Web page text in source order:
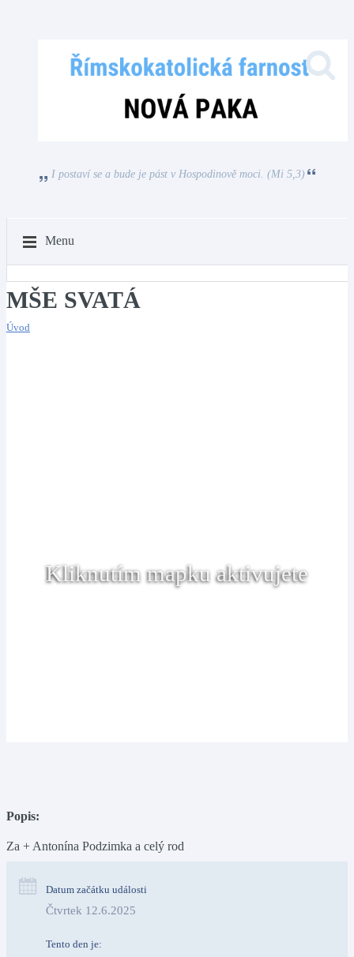
I postaví se a bude je pást v Hospodinově moci. (Mi 5,3)
Menu
MŠE SVATÁ
Úvod
Kliknutím mapku aktivujete
Popis:
Za + Antonína Podzimka a celý rod
Datum začátku události
Čtvrtek 12.6.2025
Tento den je: